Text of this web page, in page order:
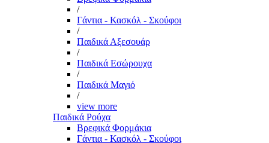
/
Γάντια - Κασκόλ - Σκούφοι
/
Παιδικά Αξεσουάρ
/
Παιδικά Εσώρουχα
/
Παιδικά Μαγιό
/
view more
Παιδικά Ρούχα
Βρεφικά Φορμάκια
Γάντια - Κασκόλ - Σκούφοι